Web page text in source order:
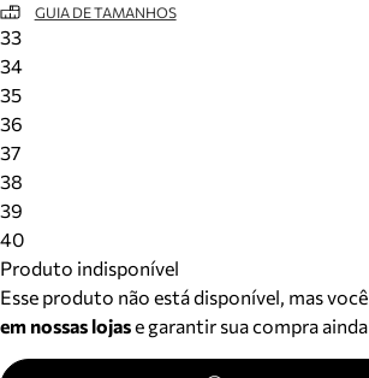
Acompanhe seus pedidos e solicite
GUIA DE TAMANHOS
33
34
35
36
37
38
39
40
Produto indisponível
Esse produto não está disponível, mas
em nossas lojase garantir sua compra